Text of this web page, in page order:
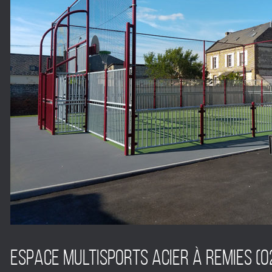
ESPACE MULTISPORTS ACIER à REMIES